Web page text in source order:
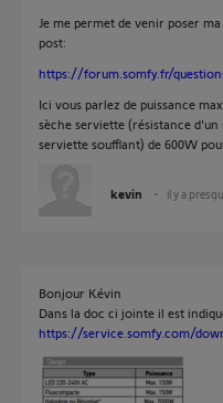
Je me permet de venir poser
post:
https://forum.somfy.fr/
Ici vous parlez de puissance
sèche serviette (résistance
serviette soufflant) de 600W
kevin il y a
Bonjour Kévin
Dans la doc ci jointe il est
https://service.somfy.com/